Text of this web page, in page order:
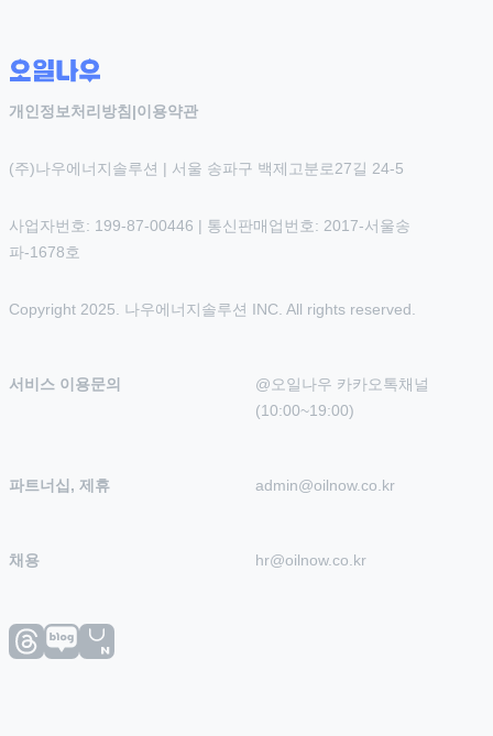
개인정보처리방침|이용약관
(주)나우에너지솔루션 | 서울 송파구 백제고분로27길 24-5
사업자번호: 199-87-00446 | 통신판매업번호: 2017-서울송
파-1678호
Copyright 2025. 나우에너지솔루션 INC. All rights reserved.
서비스 이용문의
@오일나우 카카오톡채널
(10:00~19:00)
파트너십, 제휴 admin@oilnow.co.kr
채용 hr@oilnow.co.kr